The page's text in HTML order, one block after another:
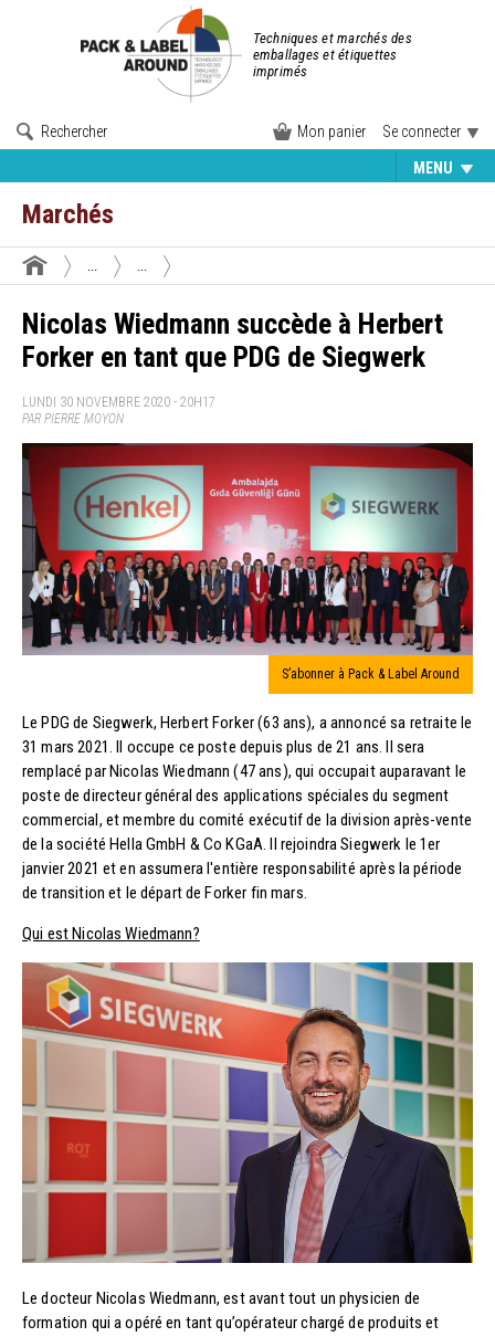
Techniques et marchés des
emballages et étiquettes
imprimés
Rechercher Mon panier Se connecter
MENU
Marchés
Nicolas Wiedmann succède à Herbert
Forker en tant que PDG de Siegwerk
LUNDI 30 NOVEMBRE 2020 - 20H17
PAR PIERRE MOYON
S’abonner à Pack & Label Around
Le PDG de Siegwerk, Herbert Forker (63 ans), a annoncé sa retraite le
31 mars 2021. Il occupe ce poste depuis plus de 21 ans. Il sera
remplacé par Nicolas Wiedmann (47 ans), qui occupait auparavant le
poste de directeur général des applications spéciales du segment
commercial, et membre du comité exécutif de la division après-vente
de la société Hella GmbH & Co KGaA. Il rejoindra Siegwerk le 1er
janvier 2021 et en assumera l'entière responsabilité après la période
de transition et le départ de Forker fin mars.
Qui est Nicolas Wiedmann?
Le docteur Nicolas Wiedmann, est avant tout un physicien de
formation qui a opéré en tant qu’opérateur chargé de produits et